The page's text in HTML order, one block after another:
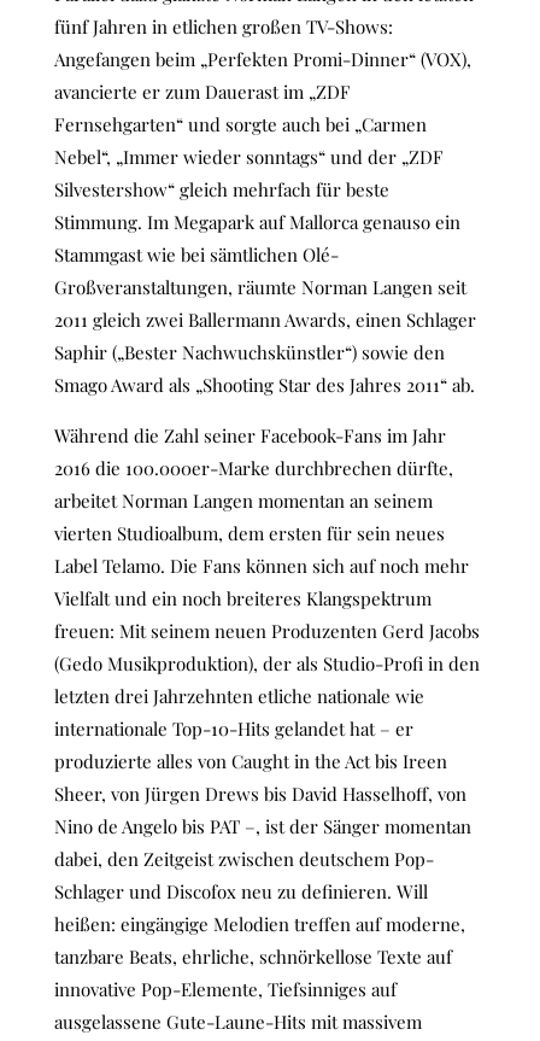
fünf Jahren in etlichen großen TV-Shows:
Angefangen beim „Perfekten Promi-Dinner“ (VOX),
avancierte er zum Dauerast im „ZDF
Fernsehgarten“ und sorgte auch bei „Carmen
Nebel“, „Immer wieder sonntags“ und der „ZDF
Silvestershow“ gleich mehrfach für beste
Stimmung. Im Megapark auf Mallorca genauso ein
Stammgast wie bei sämtlichen Olé-
Großveranstaltungen, räumte Norman Langen seit
2011 gleich zwei Ballermann Awards, einen Schlager
Saphir („Bester Nachwuchskünstler“) sowie den
Smago Award als „Shooting Star des Jahres 2011“ ab.
Während die Zahl seiner Facebook-Fans im Jahr
2016 die 100.000er-Marke durchbrechen dürfte,
arbeitet Norman Langen momentan an seinem
vierten Studioalbum, dem ersten für sein neues
Label Telamo. Die Fans können sich auf noch mehr
Vielfalt und ein noch breiteres Klangspektrum
freuen: Mit seinem neuen Produzenten Gerd Jacobs
(Gedo Musikproduktion), der als Studio-Profi in den
letzten drei Jahrzehnten etliche nationale wie
internationale Top-10-Hits gelandet hat – er
produzierte alles von Caught in the Act bis Ireen
Sheer, von Jürgen Drews bis David Hasselhoff, von
Nino de Angelo bis PAT –, ist der Sänger momentan
dabei, den Zeitgeist zwischen deutschem Pop-
Schlager und Discofox neu zu definieren. Will
heißen: eingängige Melodien treffen auf moderne,
tanzbare Beats, ehrliche, schnörkellose Texte auf
innovative Pop-Elemente, Tiefsinniges auf
ausgelassene Gute-Laune-Hits mit massivem